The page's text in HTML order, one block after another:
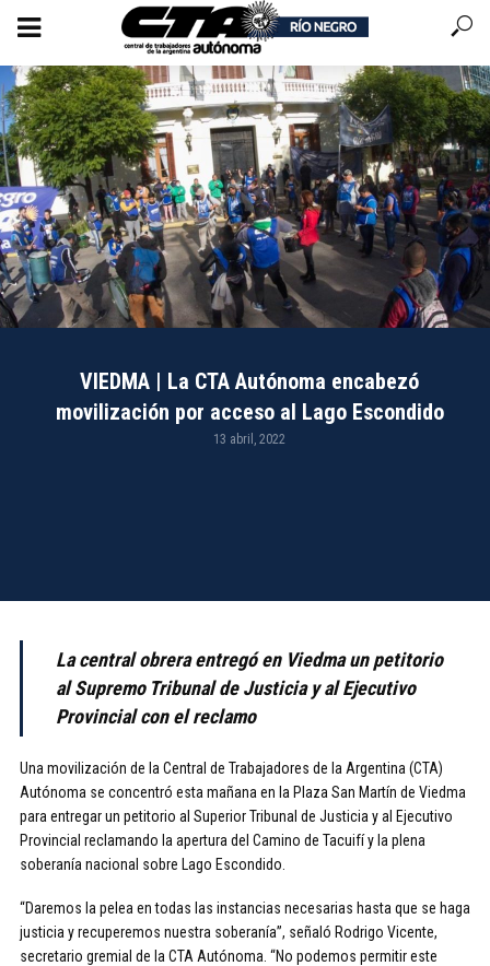
VIEDMA | La CTA Autónoma encabezó
movilización por acceso al Lago Escondido
13 abril, 2022
La central obrera entregó en Viedma un petitorio
al Supremo Tribunal de Justicia y al Ejecutivo
Provincial con el reclamo
Una movilización de la Central de Trabajadores de la Argentina (CTA)
Autónoma se concentró esta mañana en la Plaza San Martín de Viedma
para entregar un petitorio al Superior Tribunal de Justicia y al Ejecutivo
Provincial reclamando la apertura del Camino de Tacuifí y la plena
soberanía nacional sobre Lago Escondido.
“Daremos la pelea en todas las instancias necesarias hasta que se haga
justicia y recuperemos nuestra soberanía”, señaló Rodrigo Vicente,
secretario gremial de la CTA Autónoma. “No podemos permitir este